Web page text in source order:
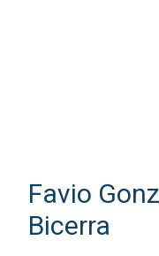
Favio
Bicerra